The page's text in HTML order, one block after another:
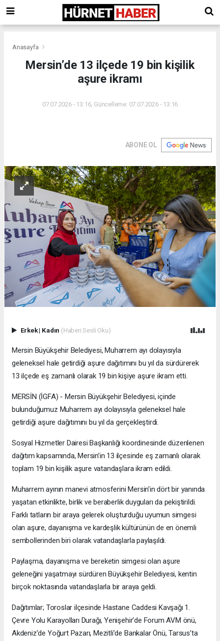
Anasayfa
Mersin’de 13 ilçede 19 bin kişilik
aşure ikramı
07.07.2026 - 13:16, Güncelleme: 07.07.2026 - 13:16
ABONE OL
Erkek| Kadın (Haberi Sesli Oku)
Mersin Büyükşehir Belediyesi, Muharrem ayı dolayısıyla
geleneksel hale getirdiği aşure dağıtımını bu yıl da sürdürerek
13 ilçede eş zamanlı olarak 19 bin kişiye aşure ikram etti.
MERSİN (İGFA) - Mersin Büyükşehir Belediyesi, içinde
bulunduğumuz Muharrem ayı dolayısıyla geleneksel hale
getirdiği aşure dağıtımını bu yıl da gerçekleştirdi.
Sosyal Hizmetler Dairesi Başkanlığı koordinesinde düzenlenen
dağıtım kapsamında, Mersin’in 13 ilçesinde eş zamanlı olarak
toplam 19 bin kişilik aşure vatandaşlara ikram edildi.
Muharrem ayının manevi atmosferini Mersin’in dört bir yanında
yaşatan etkinlikte, birlik ve beraberlik duyguları da pekiştirildi.
Farklı tatların bir araya gelerek oluşturduğu uyumun simgesi
olan aşure, dayanışma ve kardeşlik kültürünün de en önemli
sembollerinden biri olarak vatandaşlarla paylaşıldı.
Paylaşma, dayanışma ve bereketin simgesi olan aşure
geleneğini yaşatmayı sürdüren Büyükşehir Belediyesi, kentin
birçok noktasında vatandaşlarla bir araya geldi.
Dağıtımlar; Toroslar ilçesinde Hastane Caddesi Kavşağı 1.
Çevre Yolu Karayolları Durağı, Yenişehir’de Forum AVM önü,
Akdeniz’de Yoğurt Pazarı, Mezitli’de Bankalar Önü, Tarsus’ta